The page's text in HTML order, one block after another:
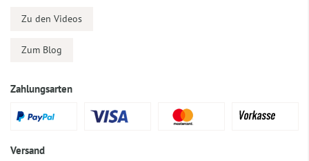
Zu den Videos
Zum Blog
Zahlungsarten
Versand